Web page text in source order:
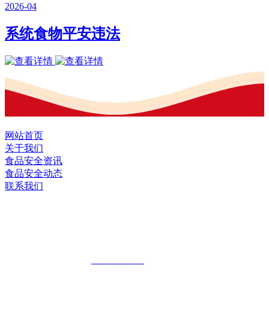
2026-04
系统食物平安违法
网站首页
关于我们
食品安全资讯
食品安全动态
联系我们